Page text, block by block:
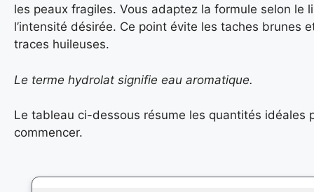
les peaux fragiles. Vous adaptez la formule selon le
l’intensité désirée. Ce point évite les taches brunes
traces huileuses.
Le terme hydrolat signifie eau aromatique.
Le tableau ci-dessous résume les quantités idéales
commencer.